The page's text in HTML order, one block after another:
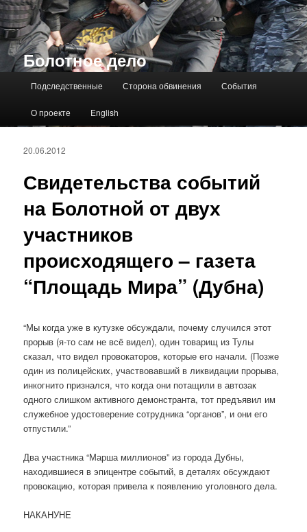
Болотное дело
Подследственные Сторона обвинения События
О проекте English
Свидетельства событий
на Болотной от двух
участников
происходящего – газета
“Площадь Мира” (Дубна)
20.06.2012
“Мы когда уже в кутузке обсуждали, почему случился этот
прорыв (я-то сам не всё видел), один товарищ из Тулы
сказал, что видел провокаторов, которые его начали. (Позже
один из полицейских, участвовавший в ликвидации прорыва,
инкогнито признался, что когда они потащили в автозак
одного слишком активного демонстранта, тот предъявил им
служебное удостоверение сотрудника “органов”, и они его
отпустили.”
Два участника “Марша миллионов” из города Дубны,
находившиеся в эпицентре событий, в деталях обсуждают
провокацию, которая привела к появлению уголовного дела.
НАКАНУНЕ